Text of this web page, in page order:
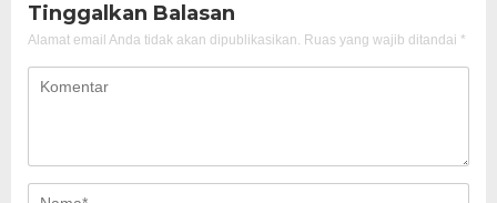
Tinggalkan Balasan
Alamat email Anda tidak akan dipublikasikan. Ruas yang wajib ditandai *